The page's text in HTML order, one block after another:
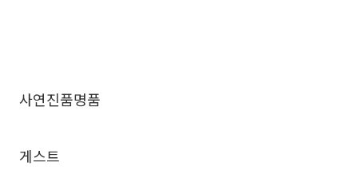
사연진품명품
게스트